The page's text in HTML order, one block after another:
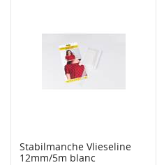
Stabilmanche Vlieseline
12mm/5m blanc